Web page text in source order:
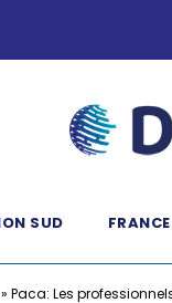
SUD FRANCE
» Paca: Les